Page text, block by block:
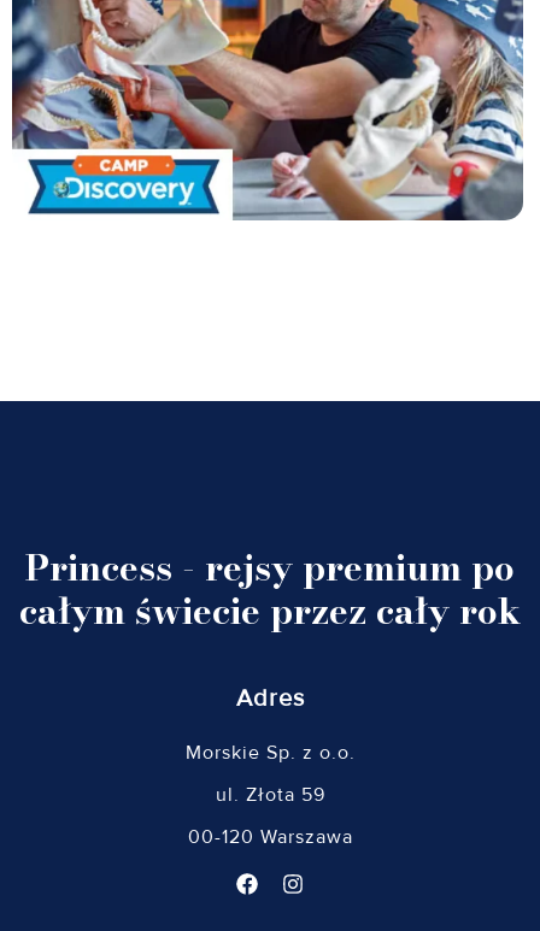
Princess - rejsy premium po
całym świecie przez cały rok
Adres
Morskie Sp. z o.o.
ul. Złota 59
00-120 Warszawa